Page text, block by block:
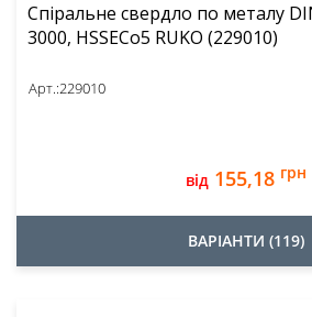
Спіральне свердло по металу
3000, HSSECo5 RUKO (229010)
Арт.:229010
від 155,18 грн
ВАРІАНТИ (119)